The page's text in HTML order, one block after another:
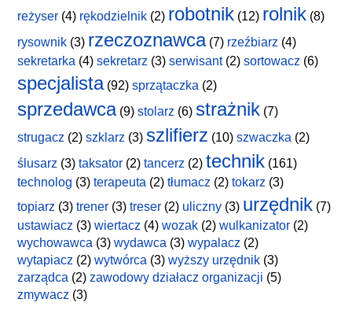
reżyser (4) rękodzielnik (2) robotnik (12) rolnik (8)
rysownik (3) rzeczoznawca(7) rzeźbiarz (4)
sekretarka (4) sekretarz (3) serwisant(2) sortowacz (6)
specjalista(92) sprzątaczka (2)
sprzedawca(9) stolarz (6) strażnik (7)
strugacz (2) szklarz (3) szlifierz (10) szwaczka (2)
ślusarz (3) taksator (2) tancerz (2) technik (161)
technolog (3) terapeuta (2) tłumacz (2) tokarz (3)
topiarz (3) trener (3) treser (2) uliczny (3) urzędnik (7)
ustawiacz (3) wiertacz (4) wozak (2) wulkanizator (2)
wychowawca (3) wydawca (3) wypalacz (2)
wytapiacz (2) wytwórca (3) wyższy urzędnik (3)
zarządca (2) zawodowy działacz organizacji (5)
zmywacz (3)